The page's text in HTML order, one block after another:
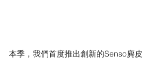
本季，我們首度推出創新的Senso麂皮